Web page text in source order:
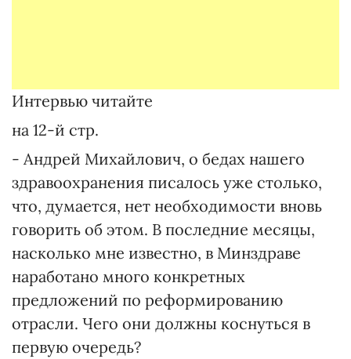
Интервью читайте
на 12-й стр.
- Андрей Михайлович, о бедах нашего
здравоохранения писалось уже столько,
что, думается, нет необходимости вновь
говорить об этом. В последние месяцы,
насколько мне известно, в Минздраве
наработано много конкретных
предложений по реформированию
отрасли. Чего они должны коснуться в
первую очередь?